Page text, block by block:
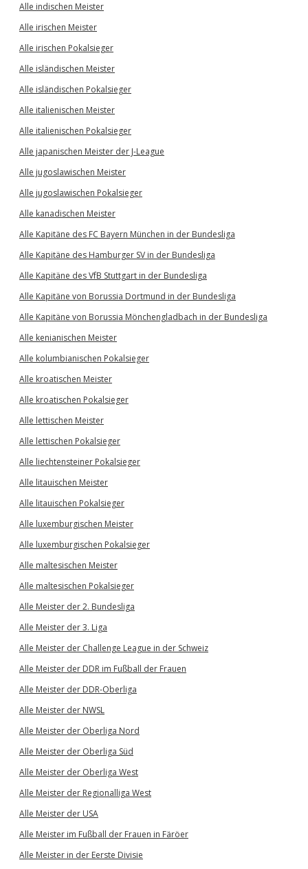
Alle indischen Meister
Alle irischen Meister
Alle irischen Pokalsieger
Alle isländischen Meister
Alle isländischen Pokalsieger
Alle italienischen Meister
Alle italienischen Pokalsieger
Alle japanischen Meister der J-League
Alle jugoslawischen Meister
Alle jugoslawischen Pokalsieger
Alle kanadischen Meister
Alle Kapitäne des FC Bayern München in der Bundesliga
Alle Kapitäne des Hamburger SV in der Bundesliga
Alle Kapitäne des VfB Stuttgart in der Bundesliga
Alle Kapitäne von Borussia Dortmund in der Bundesliga
Alle Kapitäne von Borussia Mönchengladbach in der Bundesliga
Alle kenianischen Meister
Alle kolumbianischen Pokalsieger
Alle kroatischen Meister
Alle kroatischen Pokalsieger
Alle lettischen Meister
Alle lettischen Pokalsieger
Alle liechtensteiner Pokalsieger
Alle litauischen Meister
Alle litauischen Pokalsieger
Alle luxemburgischen Meister
Alle luxemburgischen Pokalsieger
Alle maltesischen Meister
Alle maltesischen Pokalsieger
Alle Meister der 2. Bundesliga
Alle Meister der 3. Liga
Alle Meister der Challenge League in der Schweiz
Alle Meister der DDR im Fußball der Frauen
Alle Meister der DDR-Oberliga
Alle Meister der NWSL
Alle Meister der Oberliga Nord
Alle Meister der Oberliga Süd
Alle Meister der Oberliga West
Alle Meister der Regionalliga West
Alle Meister der USA
Alle Meister im Fußball der Frauen in Färöer
Alle Meister in der Eerste Divisie